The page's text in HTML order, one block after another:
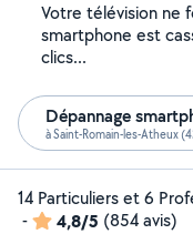
Votre télévision ne
smartphone est
clics...
Dépannage
à Saint-Romain-les-Atheux
14 Particuliers et 6
-
4,8/5 (854 avis)